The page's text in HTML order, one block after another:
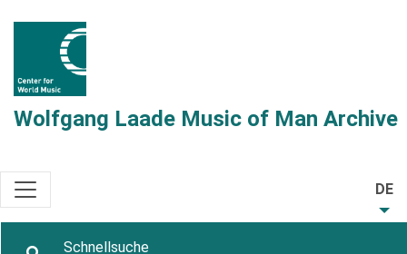
Wolfgang Laade Music of Man Archive
DE